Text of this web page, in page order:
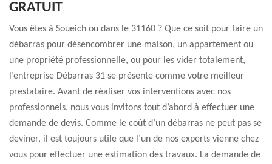
GRATUIT
Vous êtes à Soueich ou dans le 31160 ? Que ce soit pour faire un
débarras pour désencombrer une maison, un appartement ou
une propriété professionnelle, ou pour les vider totalement,
l’entreprise Débarras 31 se présente comme votre meilleur
prestataire. Avant de réaliser vos interventions avec nos
professionnels, nous vous invitons tout d’abord à effectuer une
demande de devis. Comme le coût d’un débarras ne peut pas se
deviner, il est toujours utile que l’un de nos experts vienne chez
vous pour effectuer une estimation des travaux. La demande de